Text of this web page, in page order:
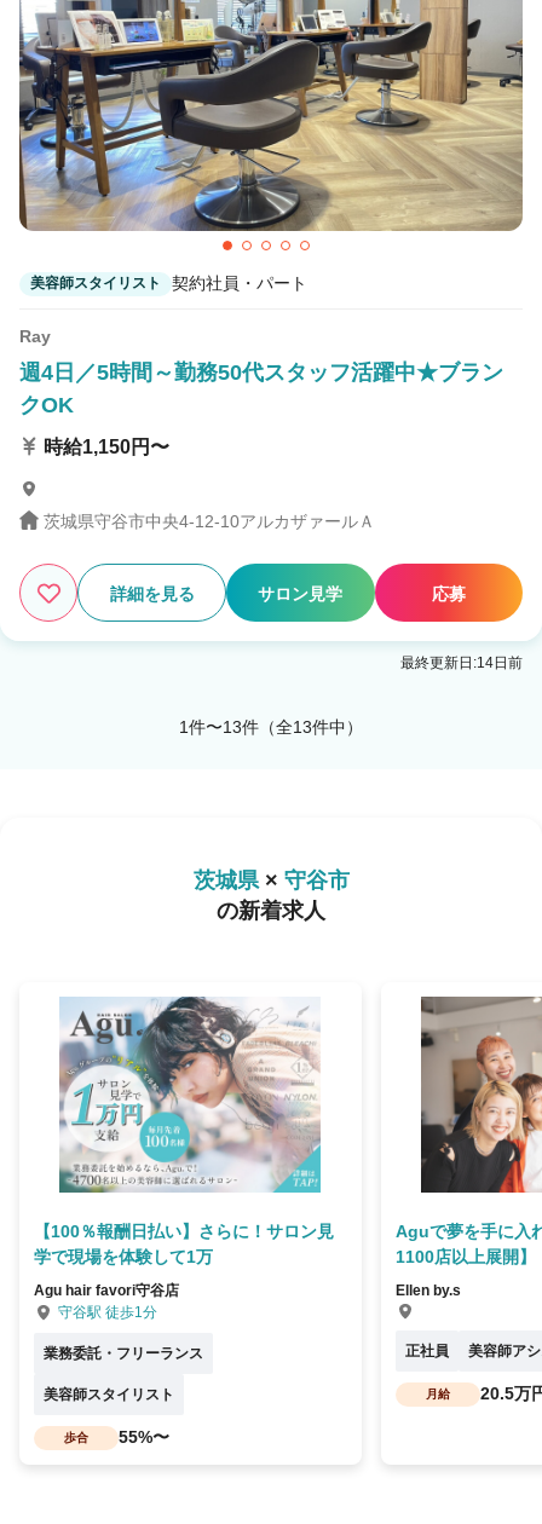
美容師スタイリスト 契約社員・パート
Ray
週4日／5時間～勤務50代スタッフ活躍中★ブラン
クOK
時給1,150円〜
茨城県守谷市中央4-12-10アルカザァールＡ
詳細を見る サロン見学 応募
最終更新日:14日前
1件〜13件（全13件中）
茨城県× 守谷市
の新着求人
【100％報酬日払い】さらに！サロン見
学で現場を体験して1万
Agu hair favori守谷店
守谷駅 徒歩1分
業務委託・フリーランス
美容師スタイリスト
歩合 55%〜
Aguで夢を手に入
1100店以上展開】
Ellen by.s
正社員 美容師ア
月給 20.5万